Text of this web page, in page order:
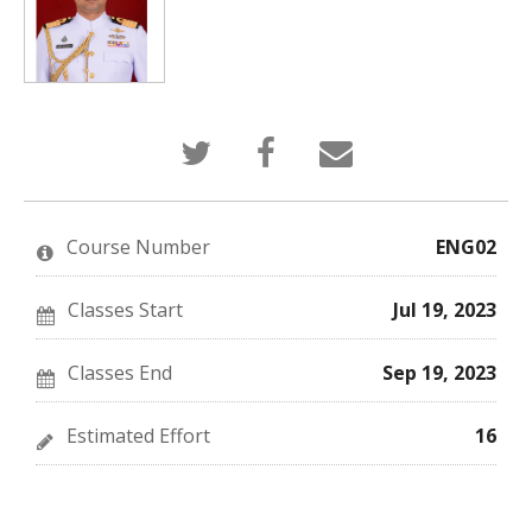
Tweet
that
you've
enrolled
Post
Facebook
message
enrolled
course
Email
someone
say
enrolled
this
course
Course Number ENG02
Classes Start Jul 19, 2023
Classes End Sep 19, 2023
Estimated Effort 16